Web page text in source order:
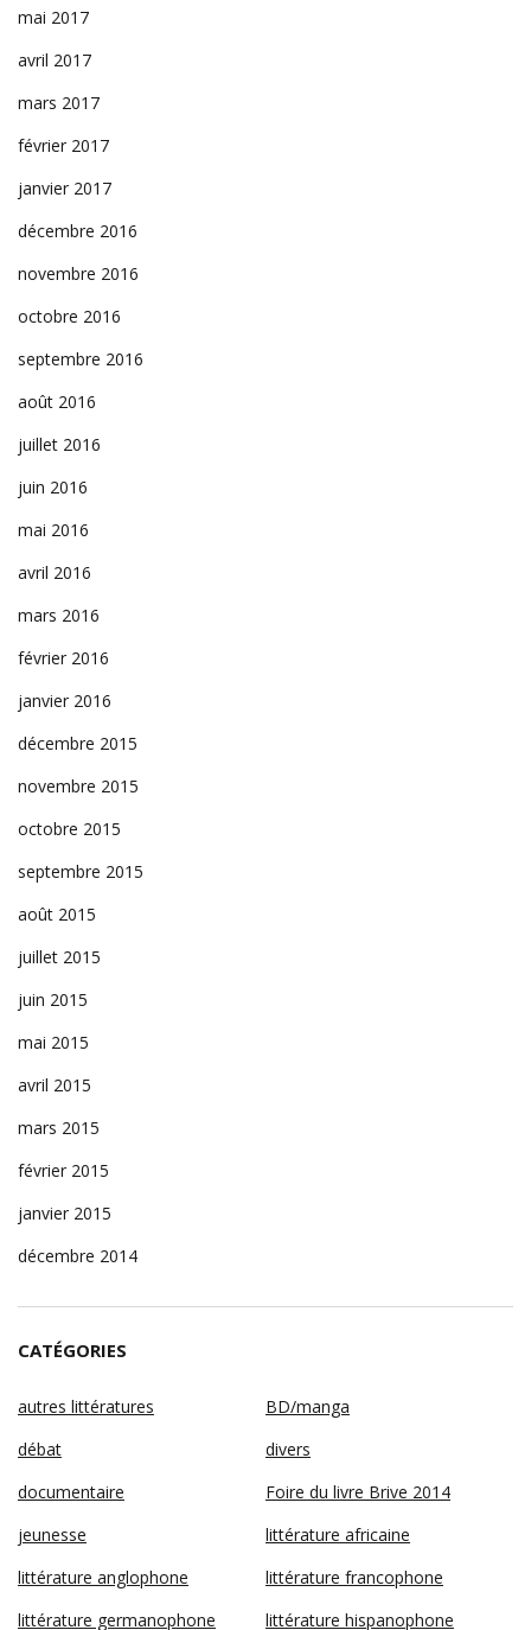
mai 2017
avril 2017
mars 2017
février 2017
janvier 2017
décembre 2016
novembre 2016
octobre 2016
septembre 2016
août 2016
juillet 2016
juin 2016
mai 2016
avril 2016
mars 2016
février 2016
janvier 2016
décembre 2015
novembre 2015
octobre 2015
septembre 2015
août 2015
juillet 2015
juin 2015
mai 2015
avril 2015
mars 2015
février 2015
janvier 2015
décembre 2014
CATÉGORIES
autres littératures
BD/manga
débat
divers
documentaire
Foire du livre Brive 2014
jeunesse
littérature africaine
littérature anglophone
littérature francophone
littérature germanophone
littérature hispanophone